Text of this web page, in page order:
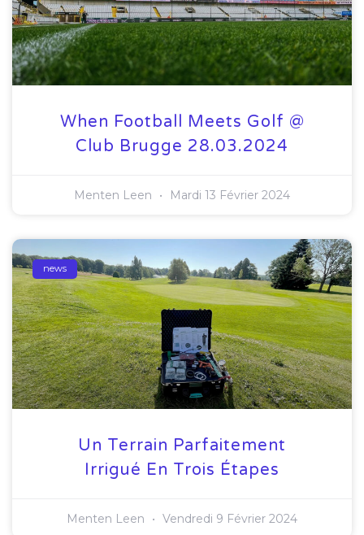
When Football Meets Golf @
Club Brugge 28.03.2024
Menten Leen Mardi 13 Février 2024
news
Un Terrain Parfaitement
Irrigué En Trois Étapes
Menten Leen Vendredi 9 Février 2024